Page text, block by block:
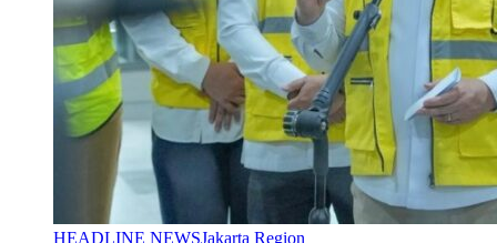
HEADLINE NEWSJakarta Region